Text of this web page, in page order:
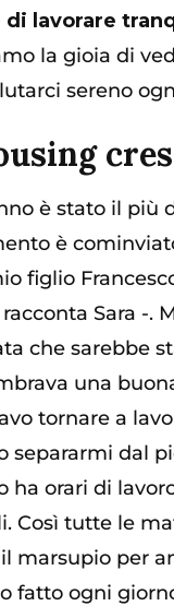
lavorare
la gioia di
sereno
è stato il più
è
figlio
Sara -.
che sarebbe
una
tornare a
separarmi dal
ha orari di
Così tutte le
marsupio per
fatto ogni